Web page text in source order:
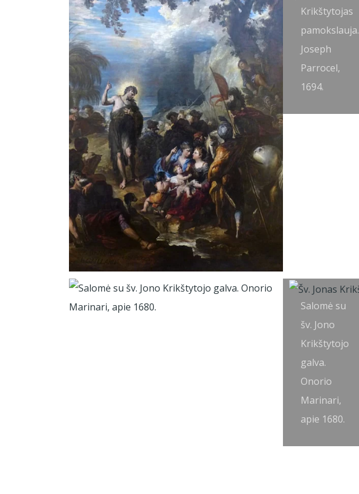
Krikštytojas
pamokslauja.
Joseph
Parrocel,
1694.
Salomė su
šv. Jono
Krikštytojo
galva.
Onorio
Marinari,
apie 1680.